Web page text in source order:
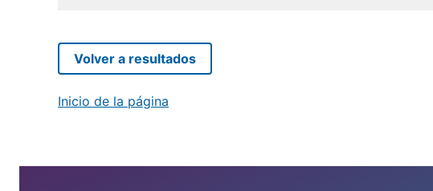
Volver a resultados
Inicio de la página